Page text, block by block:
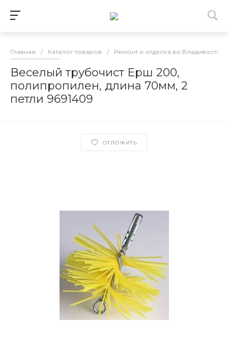
Главная / Каталог товаров / Ремонт и отделка во Владивостоке
Веселый трубочист Ерш 200,
полипропилен, длина 70мм, 2
петли 9691409
ОТЛОЖИТЬ